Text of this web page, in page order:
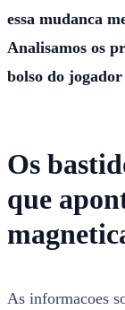
essa mudanca
Analisamos os
bolso do
Os
que
As informacoes